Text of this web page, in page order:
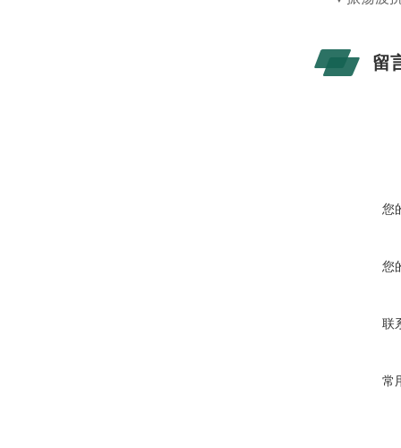
留
您
您
联
常